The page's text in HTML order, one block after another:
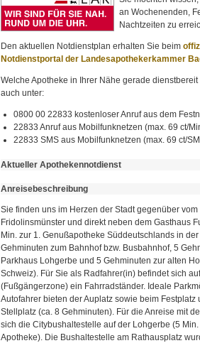
an Wochenenden,
Nachtzeiten zu
Den aktuellen Notdienstplan erhalten Sie beim
Notdienstportal der Landesapothekerkammer
Welche Apotheke in Ihrer Nähe gerade
auch unter:
0800 00 22833 kostenloser Anruf aus dem
22833 Anruf aus Mobilfunknetzen (max. 69 ct/
22833 SMS aus Mobilfunknetzen (max. 69 ct/
Aktueller Apothekennotdienst
Anreisebeschreibung
Sie finden uns im Herzen der Stadt gegenüber
Fridolinsmünster und direkt neben dem Gasthaus
Min. zur 1. Genußapotheke Süddeutschlands in
Gehminuten zum Bahnhof bzw. Busbahnhof, 5
Parkhaus Lohgerbe und 5 Gehminuten zur alten
Schweiz). Für Sie als Radfahrer(in) befindet sich
(Fußgängerzone) ein Fahrradständer. Ideale
Autofahrer bieten der Auplatz sowie beim Festplatz
Stellplatz (ca. 8 Gehminuten). Für die Anreise mit
sich die Citybushaltestelle auf der Lohgerbe (5
Apotheke). Die Bushaltestelle am Rathausplatz